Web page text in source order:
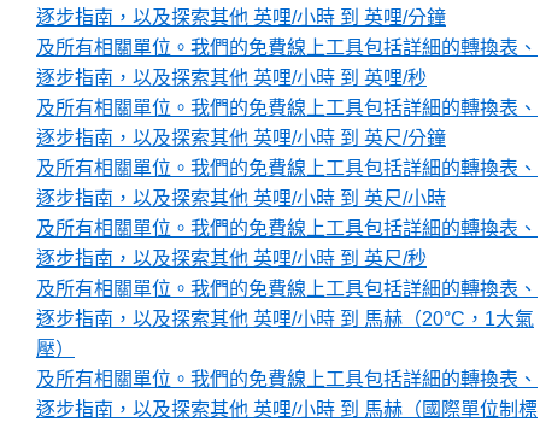
逐步指南，以及探索其他 英哩/小時 到 英哩/分鐘
及所有相關單位。我們的免費線上工具包括詳細的轉換表、
逐步指南，以及探索其他 英哩/小時 到 英哩/秒
及所有相關單位。我們的免費線上工具包括詳細的轉換表、
逐步指南，以及探索其他 英哩/小時 到 英尺/分鐘
及所有相關單位。我們的免費線上工具包括詳細的轉換表、
逐步指南，以及探索其他 英哩/小時 到 英尺/小時
及所有相關單位。我們的免費線上工具包括詳細的轉換表、
逐步指南，以及探索其他 英哩/小時 到 英尺/秒
及所有相關單位。我們的免費線上工具包括詳細的轉換表、
逐步指南，以及探索其他 英哩/小時 到 馬赫（20°C，1大氣
壓）
及所有相關單位。我們的免費線上工具包括詳細的轉換表、
逐步指南，以及探索其他 英哩/小時 到 馬赫（國際單位制標